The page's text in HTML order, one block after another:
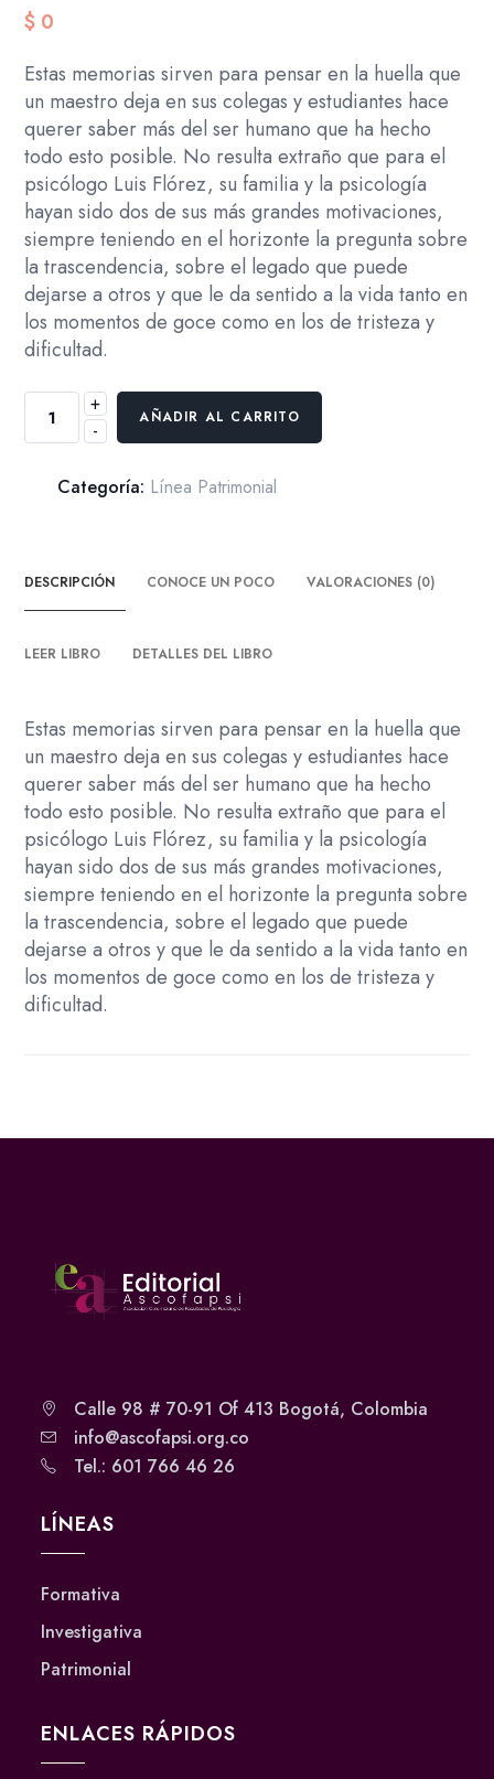
$ 0
Estas memorias sirven para pensar en la huella que
un maestro deja en sus colegas y estudiantes hace
querer saber más del ser humano que ha hecho
todo esto posible. No resulta extraño que para el
psicólogo Luis Flórez, su familia y la psicología
hayan sido dos de sus más grandes motivaciones,
siempre teniendo en el horizonte la pregunta sobre
la trascendencia, sobre el legado que puede
dejarse a otros y que le da sentido a la vida tanto en
los momentos de goce como en los de tristeza y
dificultad.
-
Homenaje
Grandes
Colombiana:
Flórez
Alarcón.
La
inspiración
de
una
visión
integradora
y
humana
de
+
AÑADIR AL CARRITO
Categoría: Línea Patrimonial
DESCRIPCIÓN CONOCE UN POCO VALORACIONES (0)
LEER LIBRO DETALLES DEL LIBRO
Estas memorias sirven para pensar en la huella que
un maestro deja en sus colegas y estudiantes hace
querer saber más del ser humano que ha hecho
todo esto posible. No resulta extraño que para el
psicólogo Luis Flórez, su familia y la psicología
hayan sido dos de sus más grandes motivaciones,
siempre teniendo en el horizonte la pregunta sobre
la trascendencia, sobre el legado que puede
dejarse a otros y que le da sentido a la vida tanto en
los momentos de goce como en los de tristeza y
dificultad.
Calle 98 # 70-91 Of 413 Bogotá, Colombia
info@ascofapsi.org.co
Tel.: 601 766 46 26
LÍNEAS
Formativa
Investigativa
Patrimonial
ENLACES RÁPIDOS